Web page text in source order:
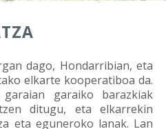
dago, Hondarribian, eta
elkarte kooperatiboa da.
garaiko barazkiak
ditugu, eta elkarrekin
eta eguneroko lanak. Lan